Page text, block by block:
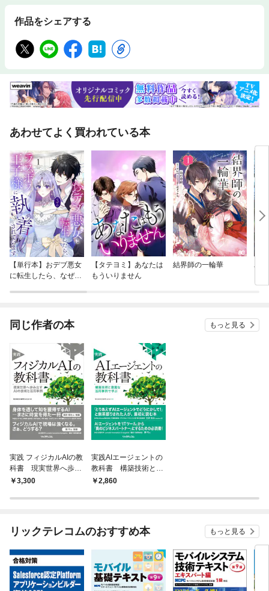
作品をシェアする
あわせてよく買われている本
【単行本】おデブ悪女
に転生したら、なぜか
【タテヨミ】あなたは
もういりません
結界師の一輪華
バ
今
同じ作者の本 もっと見る
実践 フィジカルAIの教
科書 現実世界へ歩み
出すAIの技術と活用事
3,300
実践AIエージェントの
教科書 構築技術と豊
富な活用事例で学ぶ
2,860
リックテレコムのおすすめ本 もっと見る